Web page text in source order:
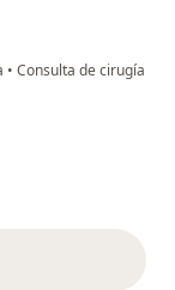
• Consulta de cirugía